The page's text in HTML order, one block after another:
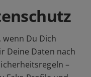
Du Dich
Deine Daten nach
–